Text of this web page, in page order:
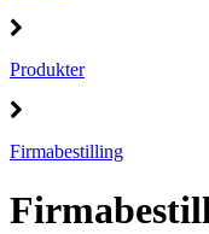
Produkter
Firmabestilling